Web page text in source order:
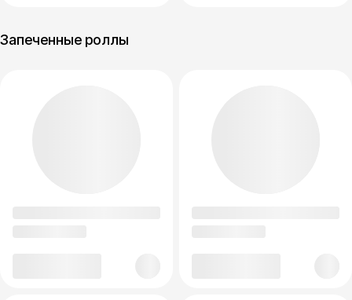
Запеченные роллы